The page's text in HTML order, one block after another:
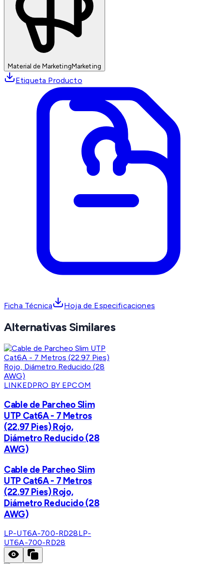
Material de MarketingMarketing
Etiqueta Producto
Ficha Técnica Hoja de Especificaciones
Alternativas Similares
LINKEDPRO BY EPCOM
Cable de Parcheo Slim
UTP Cat6A - 7 Metros
(22.97 Pies) Rojo,
Diámetro Reducido (28
AWG)
Cable de Parcheo Slim
UTP Cat6A - 7 Metros
(22.97 Pies) Rojo,
Diámetro Reducido (28
AWG)
LP-UT6A-700-RD28LP-
UT6A-700-RD28